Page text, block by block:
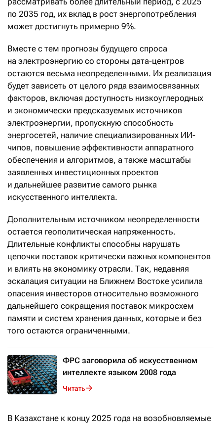
по 2035 год, их вклад в рост энергопотребления
может достигнуть примерно 9%.
Вместе с тем прогнозы будущего спроса
на электроэнергию со стороны дата-центров
остаются весьма неопределенными. Их реализация
будет зависеть от целого ряда взаимосвязанных
факторов, включая доступность низкоуглеродных
и экономически предсказуемых источников
электроэнергии, пропускную способность
энергосетей, наличие специализированных ИИ-
чипов, повышение эффективности аппаратного
обеспечения и алгоритмов, а также масштабы
заявленных инвестиционных проектов
и дальнейшее развитие самого рынка
искусственного интеллекта.
Дополнительным источником неопределенности
остается геополитическая напряженность.
Длительные конфликты способны нарушать
цепочки поставок критически важных компонентов
и влиять на экономику отрасли. Так, недавняя
эскалация ситуации на Ближнем Востоке усилила
опасения инвесторов относительно возможного
дальнейшего сокращения поставок микросхем
памяти и систем хранения данных, которые и без
того остаются ограниченными.
ФРС заговорила об искусственном
интеллекте языком 2008 года
Читать
В Казахстане к концу 2025 года на возобновляемые